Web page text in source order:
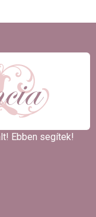
Ebben segítek!